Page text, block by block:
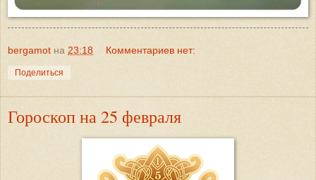
bergamot на 23:18 Комментариев нет:
Поделиться
Гороскоп на 25 февраля